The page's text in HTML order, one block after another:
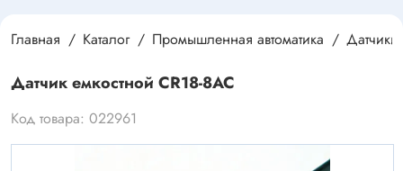
Главная Каталог Промышленная автоматика Датчики
Датчик емкостной CR18-8AC
Код товара: 022961